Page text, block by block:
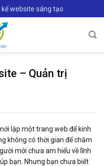
website sáng tạo
– Quản trị
lập một trang web để kinh
không có thời gian để chăm
mới chưa am hiểu về lĩnh
bạn. Nhưng bạn chưa biết